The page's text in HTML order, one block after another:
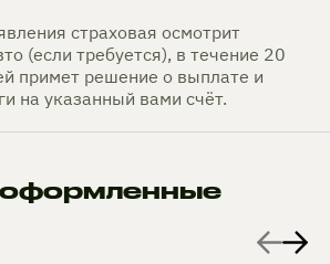
страховая осмотрит
(если требуется), в течение 20
примет решение о выплате и
на указанный вами счёт.